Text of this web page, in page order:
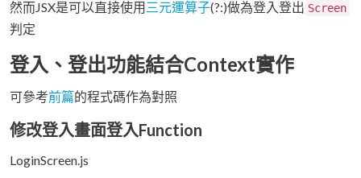
然而JSX是可以直接使用 三元運算子(?:)做為登入登出 Screen
判定
登入、登出功能結合Context實作
可參考前篇的程式碼作為對照
修改登入畫面登入Function
LoginScreen.js